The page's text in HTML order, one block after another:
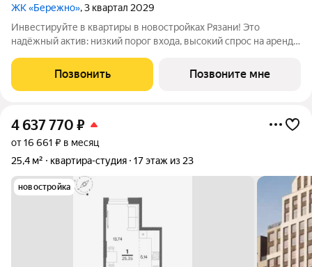
ЖК «Бережно», 3 квартал 2029
Инвестируйте в квартиры в новостройках Рязани! Это
надёжный актив: низкий порог входа, высокий спрос на аренду
Жилой квартал «Бережно» это проект класса Бизнес,
созданный с уважением к городу и
Позвонить Позвоните мне
4 637 770 ₽
от 16 661 ₽ в месяц
25,4 м²
квартира-студия 17 этаж из 23
новостройка